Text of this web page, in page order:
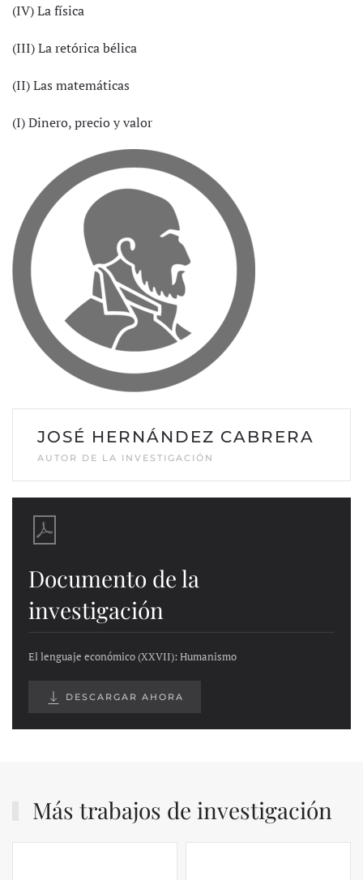
(IV) La física
(III) La retórica bélica
(II) Las matemáticas
(I) Dinero, precio y valor
JOSÉ HERNÁNDEZ CABRERA
AUTOR DE LA INVESTIGACIÓN
Documento de la
investigación
El lenguaje económico (XXVII): Humanismo
DESCARGAR AHORA
Más trabajos de investigación